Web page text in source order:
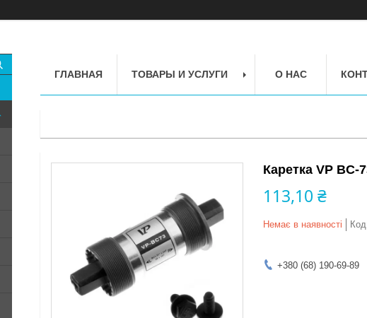
ГЛАВНАЯ ТОВАРЫ И УСЛУГИ О НАС
Каретка VP BC-
113,10 ₴
Немає в наявності
+380 (68) 190-69-89